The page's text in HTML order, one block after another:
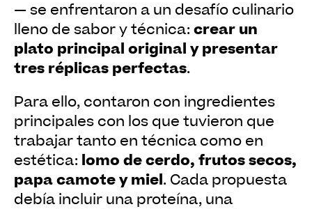
— se enfrentaron a un desafío culinario
lleno de sabor y técnica: crear un
plato principal original y presentar
tres réplicas perfectas.
Para ello, contaron con ingredientes
principales con los que tuvieron que
trabajar tanto en técnica como en
estética: lomo de cerdo, frutos secos,
papa camote y miel. Cada propuesta
debía incluir una proteína, una